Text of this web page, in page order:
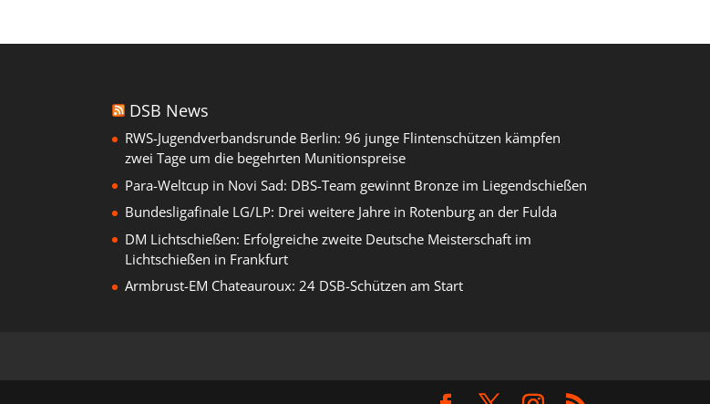
DSB News
RWS-Jugendverbandsrunde Berlin: 96 junge Flintenschützen kämpfen
zwei Tage um die begehrten Munitionspreise
Para-Weltcup in Novi Sad: DBS-Team gewinnt Bronze im Liegendschießen
Bundesligafinale LG/LP: Drei weitere Jahre in Rotenburg an der Fulda
DM Lichtschießen: Erfolgreiche zweite Deutsche Meisterschaft im
Lichtschießen in Frankfurt
Armbrust-EM Chateauroux: 24 DSB-Schützen am Start